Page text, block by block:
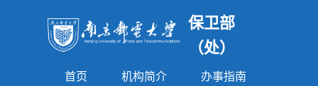
保卫部
（处）
首页 机构简介 办事指南